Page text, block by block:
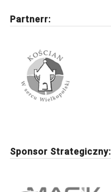
Partnerr:
Sponsor Strategiczny: